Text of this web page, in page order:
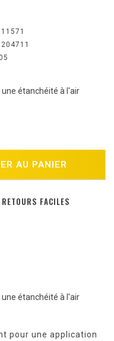
étanchéité à l'air
AU PANIER
RETOURS FACILES
étanchéité à l'air
pour une application